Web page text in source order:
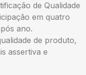
de Qualidade
em quatro
ano.
de produto,
assertiva e